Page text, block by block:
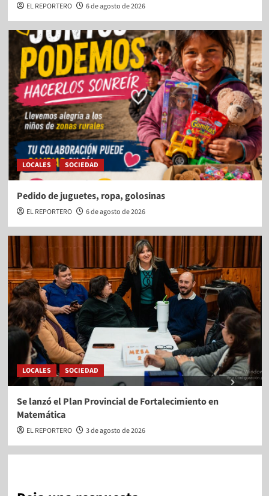
EL REPORTERO 6 de agosto de 2026
LOCALES SOCIEDAD
Pedido de juguetes, ropa, golosinas
EL REPORTERO 6 de agosto de 2026
LOCALES SOCIEDAD
Se lanzó el Plan Provincial de Fortalecimiento en
Matemática
EL REPORTERO 3 de agosto de 2026